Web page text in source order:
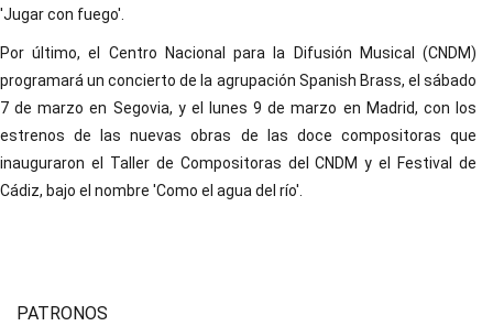
'Jugar con fuego'.
Por último, el Centro Nacional para la Difusión Musical (CNDM)
programará un concierto de la agrupación Spanish Brass, el sábado
7 de marzo en Segovia, y el lunes 9 de marzo en Madrid, con los
estrenos de las nuevas obras de las doce compositoras que
inauguraron el Taller de Compositoras del CNDM y el Festival de
Cádiz, bajo el nombre 'Como el agua del río'.
PATRONOS